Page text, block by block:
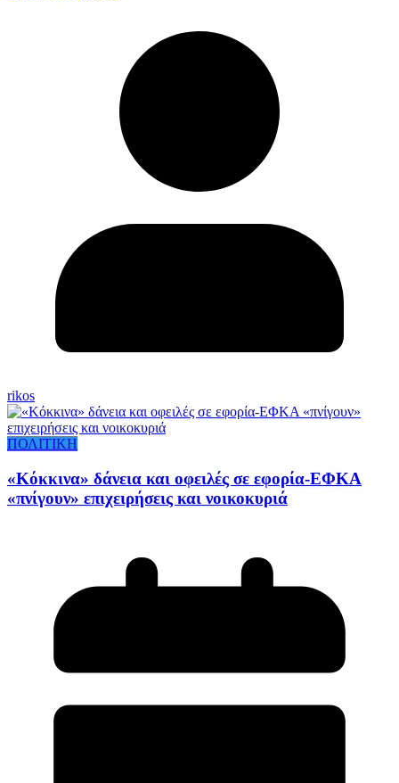
rikos
ΠΟΛΙΤΙΚΗ
«Κόκκινα» δάνεια και οφειλές σε εφορία-ΕΦΚΑ
«πνίγουν» επιχειρήσεις και νοικοκυριά